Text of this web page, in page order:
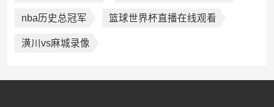
nba历史总冠军 篮球世界杯直播在线观看
潢川vs麻城录像